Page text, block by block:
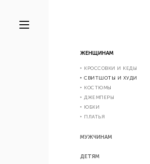
ЖЕНЩИНАМ
‣ КРОССОВКИ И КЕДЫ
‣ СВИТШОТЫ И ХУДИ
‣ КОСТЮМЫ
‣ ДЖЕМПЕРЫ
‣ ЮБКИ
‣ ПЛАТЬЯ
МУЖЧИНАМ
ДЕТЯМ